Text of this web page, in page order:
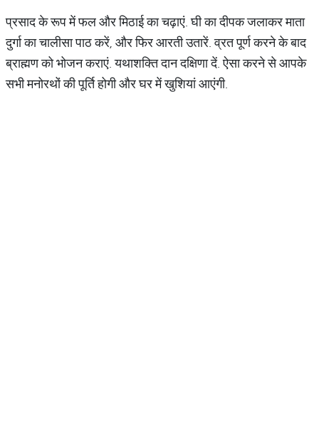
प्रसाद के रूप में फल और मिठाई का चढ़ाएं. घी का दीपक जलाकर माता
दुर्गा का चालीसा पाठ करें, और फिर आरती उतारें. व्रत पूर्ण करने के बाद
ब्राह्मण को भोजन कराएं. यथाशक्ति दान दक्षिणा दें. ऐसा करने से आपके
सभी मनोरथों की पूर्ति होगी और घर में खुशियां आएंगी.